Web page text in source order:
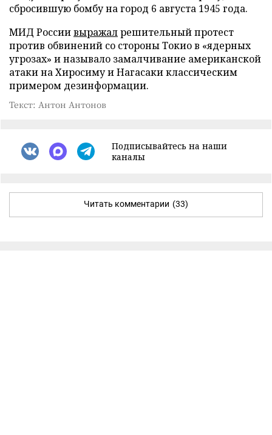
сбросившую бомбу на город 6 августа 1945 года.
МИД Россиивыражалрешительный протест
против обвинений со стороны Токио в «ядерных
угрозах» и называло замалчивание американской
атаки на Хиросиму и Нагасаки классическим
примером дезинформации.
Текст: Антон Антонов
Подписывайтесь на наши
каналы
Читать комментарии (33)